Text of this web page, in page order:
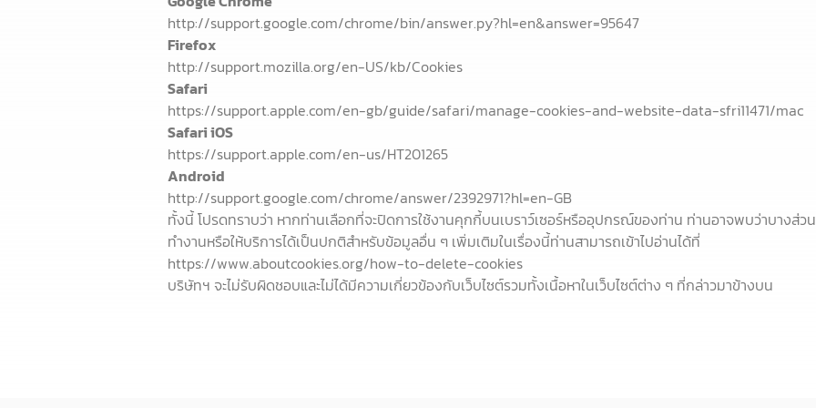
http://support.google.com/chrome/bin/answer.py?hl=en&answer=95647
Firefox
http://support.mozilla.org/en-US/kb/Cookies
Safari
https://support.apple.com/en-gb/guide/safari/manage-cookies-and-website-data-sfri11471/mac
Safari iOS
https://support.apple.com/en-us/HT201265
Android
http://support.google.com/chrome/answer/2392971?hl=en-GB
ทั้งนี้ โปรดทราบว่า หากท่านเลือกที่จะปิดการใช้งานคุกกี้บนเบราว์เซอร์หรืออุปกรณ์ของท่าน ท่านอาจพบว่าบางส่ว
ทำงานหรือให้บริการได้เป็นปกติสำหรับข้อมูลอื่น ๆ เพิ่มเติมในเรื่องนี้ท่านสามารถเข้าไปอ่านได้ที่
https://www.aboutcookies.org/how-to-delete-cookies
บริษัทฯ จะไม่รับผิดชอบและไม่ได้มีความเกี่ยวข้องกับเว็บไซต์รวมทั้งเนื้อหาในเว็บไซต์ต่าง ๆ ที่กล่าวมาข้างบน